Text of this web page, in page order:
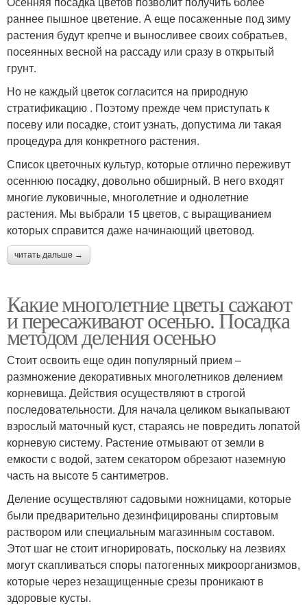
раннее пышное цветение. А еще посаженные под зиму
растения будут крепче и выносливее своих собратьев,
посеянных весной на рассаду или сразу в открытый
грунт.
Но не каждый цветок согласится на природную
стратификацию . Поэтому прежде чем приступать к
посеву или посадке, стоит узнать, допустима ли такая
процедура для конкретного растения.
Список цветочных культур, которые отлично переживут
осеннюю посадку, довольно обширный. В него входят
многие луковичные, многолетние и однолетние
растения. Мы выбрали 15 цветов, с выращиванием
которых справится даже начинающий цветовод.
читать дальше →
Какие многолетние цветы сажают
и пересаживают осенью. Посадка
методом деления осенью
Стоит освоить еще один популярный прием –
размножение декоративных многолетников делением
корневища. Действия осуществляют в строгой
последовательности. Для начала целиком выкапывают
взрослый маточный куст, стараясь не повредить лопатой
корневую систему. Растение отмывают от земли в
емкости с водой, затем секатором обрезают наземную
часть на высоте 5 сантиметров.
Деление осуществляют садовыми ножницами, которые
были предварительно дезинфицированы спиртовым
раствором или специальным магазинным составом.
Этот шаг не стоит игнорировать, поскольку на лезвиях
могут скапливаться споры патогенных микроорганизмов,
которые через незащищенные срезы проникают в
здоровые кусты.